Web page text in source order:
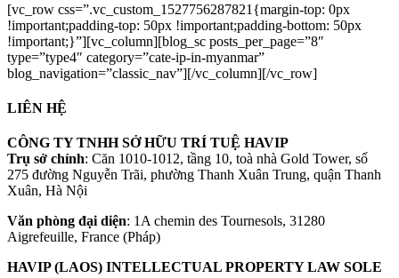
[vc_row css=”.vc_custom_1527756287821{margin-top: 0px
!important;padding-top: 50px !important;padding-bottom: 50px
!important;}”][vc_column][blog_sc posts_per_page=”8″
type=”type4″ category=”cate-ip-in-myanmar”
blog_navigation=”classic_nav”][/vc_column][/vc_row]
LIÊN HỆ
CÔNG TY TNHH SỞ HỮU TRÍ TUỆ HAVIP
Trụ sở chính: Căn 1010-1012, tầng 10, toà nhà Gold Tower, số
275 đường Nguyễn Trãi, phường Thanh Xuân Trung, quận Thanh
Xuân, Hà Nội
Văn phòng đại diện: 1A chemin des Tournesols, 31280
Aigrefeuille, France (Pháp)
HAVIP (LAOS) INTELLECTUAL PROPERTY LAW SOLE